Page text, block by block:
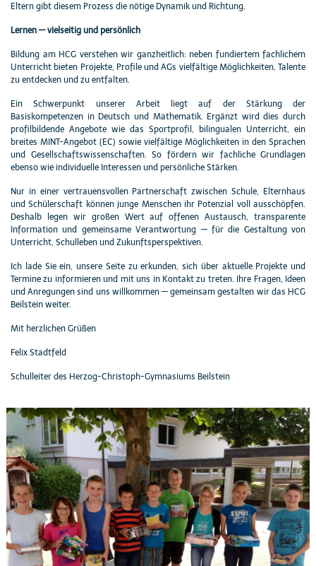
Eltern gibt diesem Prozess die nötige Dynamik und Richtung.
Lernen — vielseitig und persönlich
Bildung am HCG verstehen wir ganzheitlich: neben fundiertem fachlichem
Unterricht bieten Projekte, Profile und AGs vielfältige Möglichkeiten, Talente
zu entdecken und zu entfalten.
Ein Schwerpunkt unserer Arbeit liegt auf der Stärkung der
Basiskompetenzen in Deutsch und Mathematik. Ergänzt wird dies durch
profilbildende Angebote wie das Sportprofil, bilingualen Unterricht, ein
breites MINT-Angebot (EC) sowie vielfältige Möglichkeiten in den Sprachen
und Gesellschaftswissenschaften. So fördern wir fachliche Grundlagen
ebenso wie individuelle Interessen und persönliche Stärken.
Nur in einer vertrauensvollen Partnerschaft zwischen Schule, Elternhaus
und Schülerschaft können junge Menschen ihr Potenzial voll ausschöpfen.
Deshalb legen wir großen Wert auf offenen Austausch, transparente
Information und gemeinsame Verantwortung — für die Gestaltung von
Unterricht, Schulleben und Zukunftsperspektiven.
Ich lade Sie ein, unsere Seite zu erkunden, sich über aktuelle Projekte und
Termine zu informieren und mit uns in Kontakt zu treten. Ihre Fragen, Ideen
und Anregungen sind uns willkommen — gemeinsam gestalten wir das HCG
Beilstein weiter.
Mit herzlichen Grüßen
Felix Stadtfeld
Schulleiter des Herzog-Christoph-Gymnasiums Beilstein